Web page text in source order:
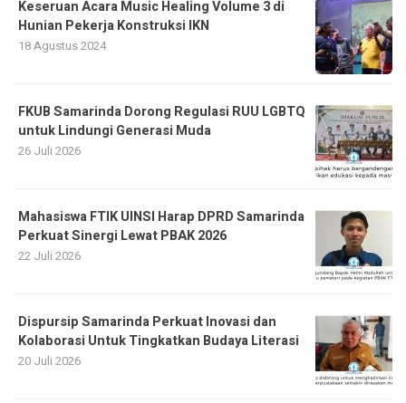
Keseruan Acara Music Healing Volume 3 di
Hunian Pekerja Konstruksi IKN
18 Agustus 2024
FKUB Samarinda Dorong Regulasi RUU LGBTQ
untuk Lindungi Generasi Muda
26 Juli 2026
Mahasiswa FTIK UINSI Harap DPRD Samarinda
Perkuat Sinergi Lewat PBAK 2026
22 Juli 2026
Dispursip Samarinda Perkuat Inovasi dan
Kolaborasi Untuk Tingkatkan Budaya Literasi
20 Juli 2026